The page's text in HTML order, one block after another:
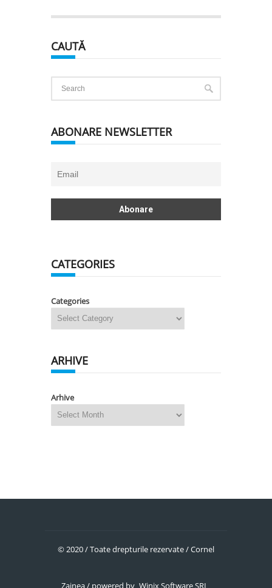
CAUTĂ
ABONARE NEWSLETTER
CATEGORIES
Categories
ARHIVE
Arhive
© 2020 / Toate drepturile rezervate / Cornel
Zainea / powered by Winix Software SRL